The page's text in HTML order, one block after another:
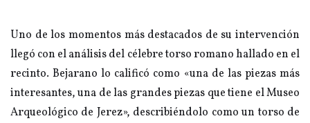
Uno de los momentos más destacados de su intervención
llegó con el análisis del célebre torso romano hallado en el
recinto. Bejarano lo calificó como «una de las piezas más
interesantes, una de las grandes piezas que tiene el Museo
Arqueológico de Jerez», describiéndolo como un torso de